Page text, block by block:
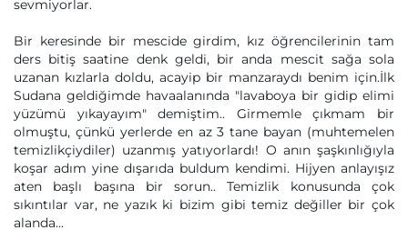
sevmiyorlar.
Bir keresinde bir mescide girdim, kız öğrencilerinin tam
ders bitiş saatine denk geldi, bir anda mescit sağa sola
uzanan kızlarla doldu, acayip bir manzaraydı benim için.İlk
Sudana geldiğimde havaalanında "lavaboya bir gidip elimi
yüzümü yıkayayım" demiştim.. Girmemle çıkmam bir
olmuştu, çünkü yerlerde en az 3 tane bayan (muhtemelen
temizlikçiydiler) uzanmış yatıyorlardı! O anın şaşkınlığıyla
koşar adım yine dışarıda buldum kendimi. Hijyen anlayışız
aten başlı başına bir sorun.. Temizlik konusunda çok
sıkıntılar var, ne yazık ki bizim gibi temiz değiller bir çok
alanda…